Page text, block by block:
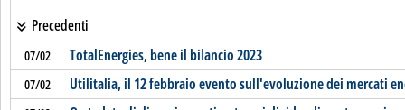
Precedenti
07/02 TotalEnergies, bene il bilancio 2023
07/02 Utilitalia, il 12 febbraio evento sull'evoluzione dei mercati